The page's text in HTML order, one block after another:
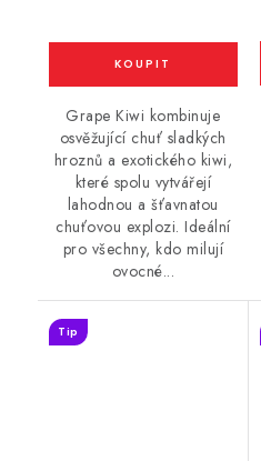
Grape Kiwi kombinuje
osvěžující chuť sladkých
hroznů a exotického kiwi,
které spolu vytvářejí
lahodnou a šťavnatou
chuťovou explozi. Ideální
pro všechny, kdo milují
ovocné...
Tip